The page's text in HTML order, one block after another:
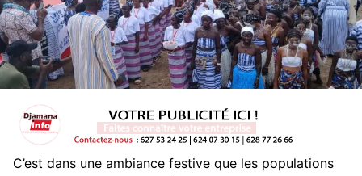
C’est dans une ambiance festive que les populations